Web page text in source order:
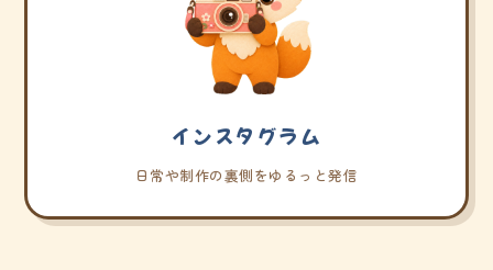
インスタグラム
日常や制作の裏側をゆるっと発信